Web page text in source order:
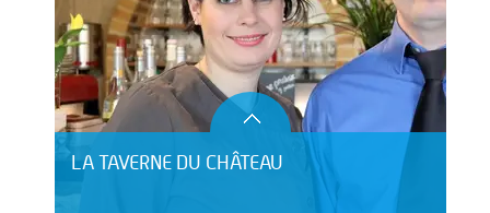
LA TAVERNE DU CHÂTEAU